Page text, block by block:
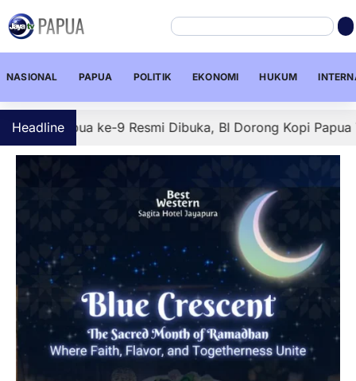
NASIONAL PAPUA POLITIK EKONOMI HUKUM
Headline
ke-9 Resmi Dibuka, BI Dorong Kopi Papua Tembus